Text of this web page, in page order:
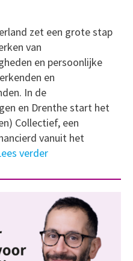
zet een grote stap
van
en persoonlijke
en
In de
en Drenthe start het
Collectief, een
vanuit het
verder